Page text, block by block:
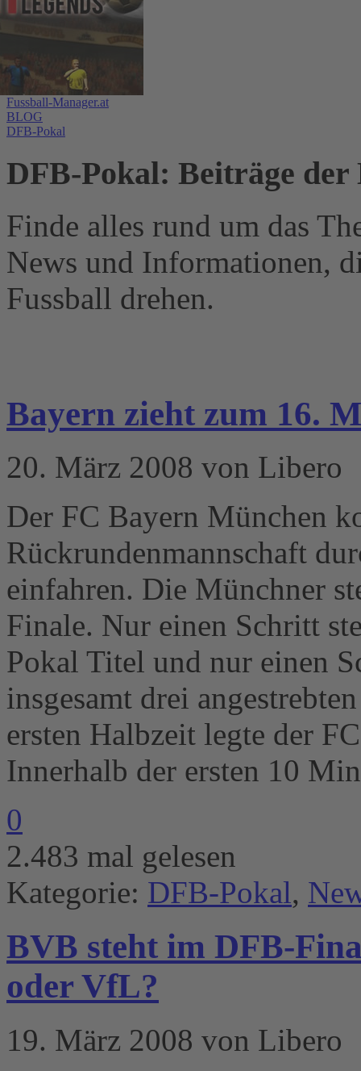
Fussball-Manager.at
BLOG
DFB-Pokal
DFB-Pokal: Beiträge
Finde alles rund um das
News und Informationen,
Fussball drehen.
Bayern zieht zum 16.
20. März 2008 von Libero
Der FC Bayern München
Rückrundenmannschaft
einfahren. Die Münchner
Finale. Nur einen Schritt
Pokal Titel und nur einen
insgesamt drei
ersten Halbzeit legte der
Innerhalb der ersten 10
0
2.483 mal gelesen
Kategorie: DFB-Pokal,
BVB steht im DFB-
oder VfL?
19. März 2008 von Libero